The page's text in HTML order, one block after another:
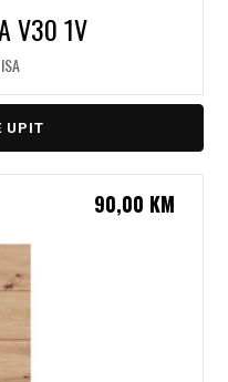
V30 1V
UPIT
90,00 KM